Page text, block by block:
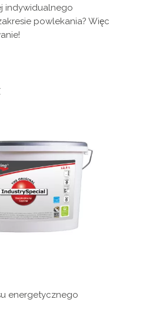
indywidualnego
powlekania? Więc
energetycznego